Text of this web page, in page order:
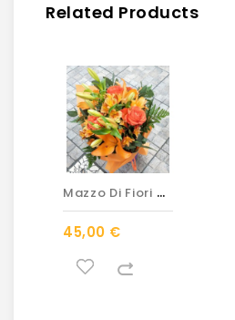
Related Products
M
Azzo Di Fiori Arancioni
45,00 €